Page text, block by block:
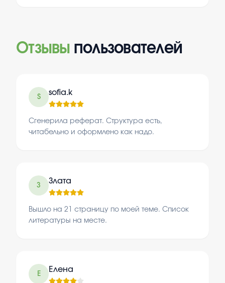
Отзывы пользователей
S
sofia.k
Сгенерила реферат. Структура есть,
читабельно и оформлено как надо.
З
Злата
Вышло на 21 страницу по моей теме. Список
литературы на месте.
Е
Елена